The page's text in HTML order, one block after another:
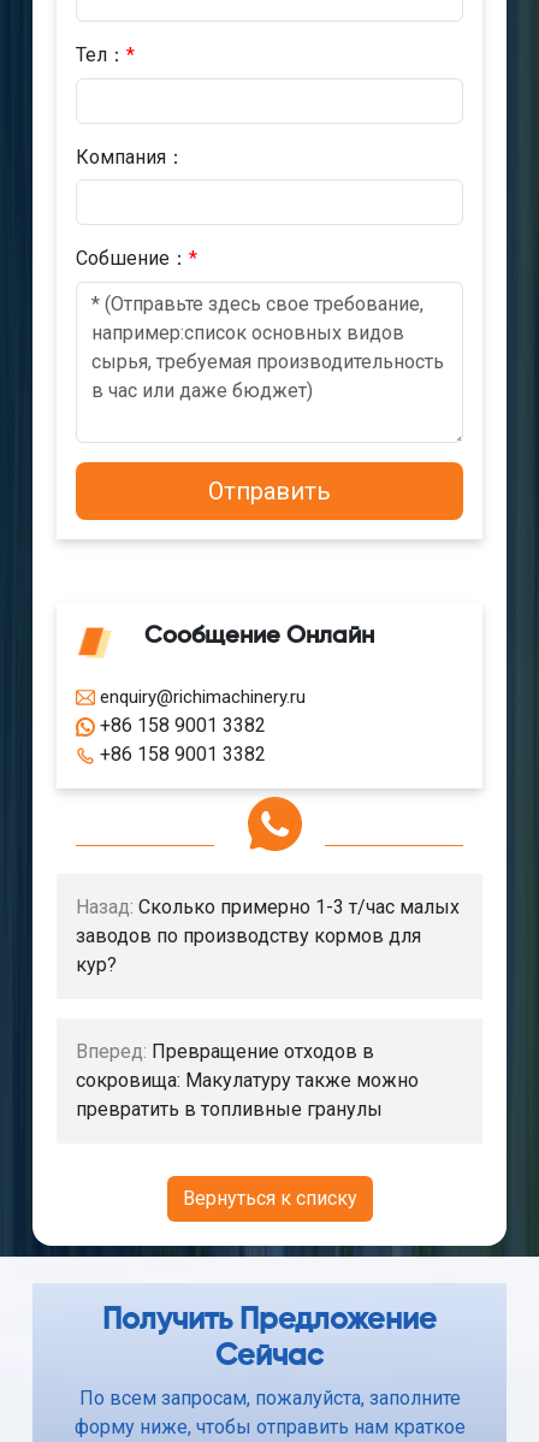
Тел： *
Компания：
Cобшениe： *
Сообщение Онлайн
enquiry@richimachinery.ru
+86 158 9001 3382
+86 158 9001 3382
Назад: Сколько примерно 1-3 т/час малых
заводов по производству кормов для
кур?
Вперед: Превращение отходов в
сокровища: Макулатуру также можно
превратить в топливные гранулы
Вернуться к списку
Получить Предложение
Сейчас
По всем запросам, пожалуйста, заполните
форму ниже, чтобы отправить нам краткое